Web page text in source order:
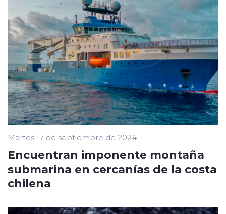
Martes 17 de septiembre de 2024
Encuentran imponente montaña
submarina en cercanías de la costa
chilena